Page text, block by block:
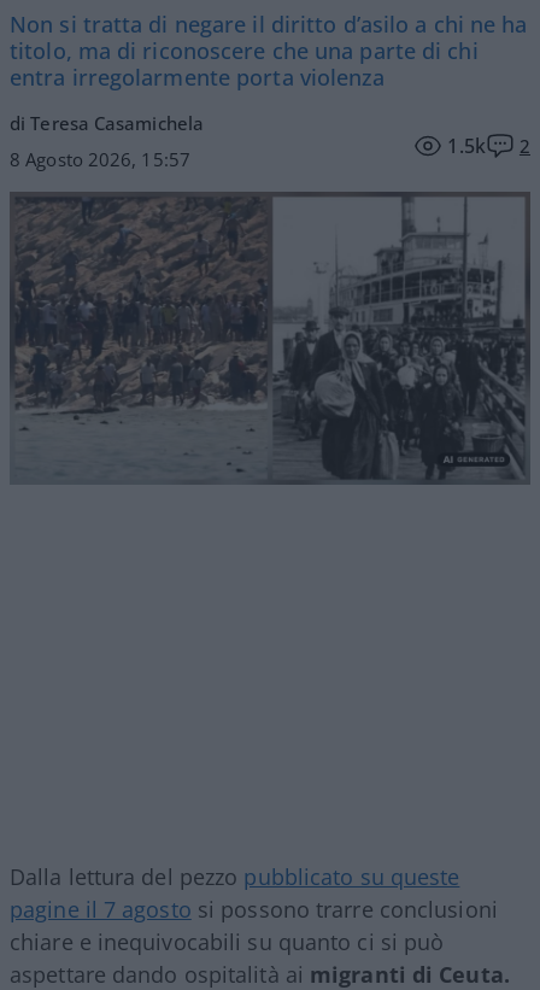
Non si tratta di negare il diritto d’asilo a chi ne ha
titolo, ma di riconoscere che una parte di chi
entra irregolarmente porta violenza
di Teresa Casamichela
8 Agosto 2026, 15:57
1.5k 2
Dalla lettura del pezzo pubblicato su queste
pagine il 7 agosto si possono trarre conclusioni
chiare e inequivocabili su quanto ci si può
aspettare dando ospitalità ai migranti di Ceuta.